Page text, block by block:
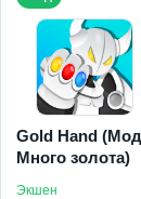
Gold Hand
Много золота)
Экшен